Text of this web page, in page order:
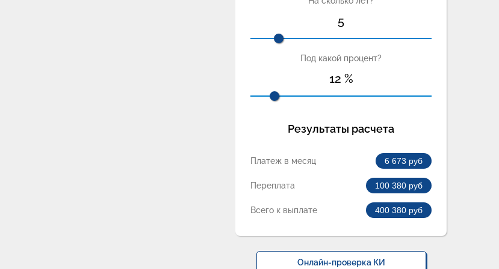
5
Под какой процент?
12 %
Результаты расчета
Платеж в месяц 6 673 руб
Переплата 100 380 руб
Всего к выплате 400 380 руб
Онлайн-проверка КИ